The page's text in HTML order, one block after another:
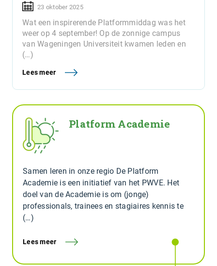
23 oktober 2025
Wat een inspirerende Platformmiddag was het
weer op 4 september! Op de zonnige campus
van Wageningen Universiteit kwamen leden en
(…)
Lees meer
Platform Academie
Samen leren in onze regio De Platform
Academie is een initiatief van het PWVE. Het
doel van de Academie is om (jonge)
professionals, trainees en stagiaires kennis te
(…)
Lees meer